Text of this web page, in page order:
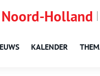
Holland
KALENDER